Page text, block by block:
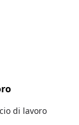
di lavoro